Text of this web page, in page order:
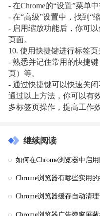
- 在Chrome的“设置”菜单
- 在“高级”设置中，找到“
- 启用缩放功能后，你可
页面。
10. 使用快捷键进行标签页
- 熟悉并记住常用的快捷
页）等。
- 通过快捷键可以快速关
通过以上方法，你可以有
多标签页操作，提高工作
继续阅读
如何在Chrome浏览器中启
Chrome浏览器有哪些实用
Chrome浏览器缓存自动清